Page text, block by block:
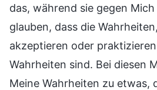
das, während sie gegen
glauben, dass die
akzeptieren oder
Wahrheiten sind. Bei diesen
Meine Wahrheiten zu etwas,